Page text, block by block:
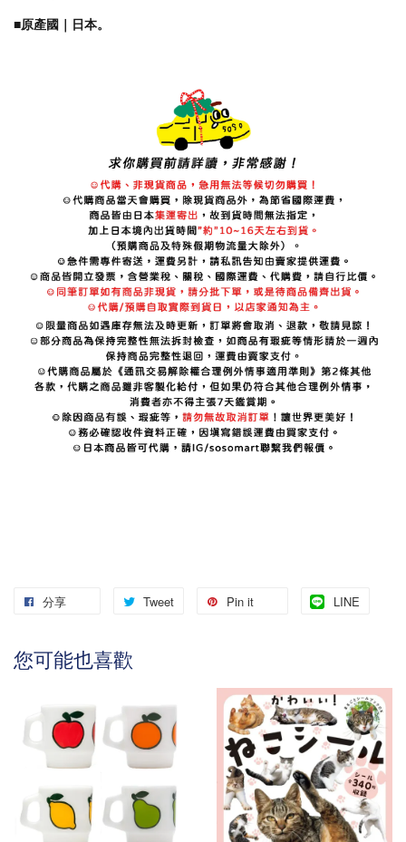
■原產國｜日本。
分享 Tweet Pin it LINE
您可能也喜歡